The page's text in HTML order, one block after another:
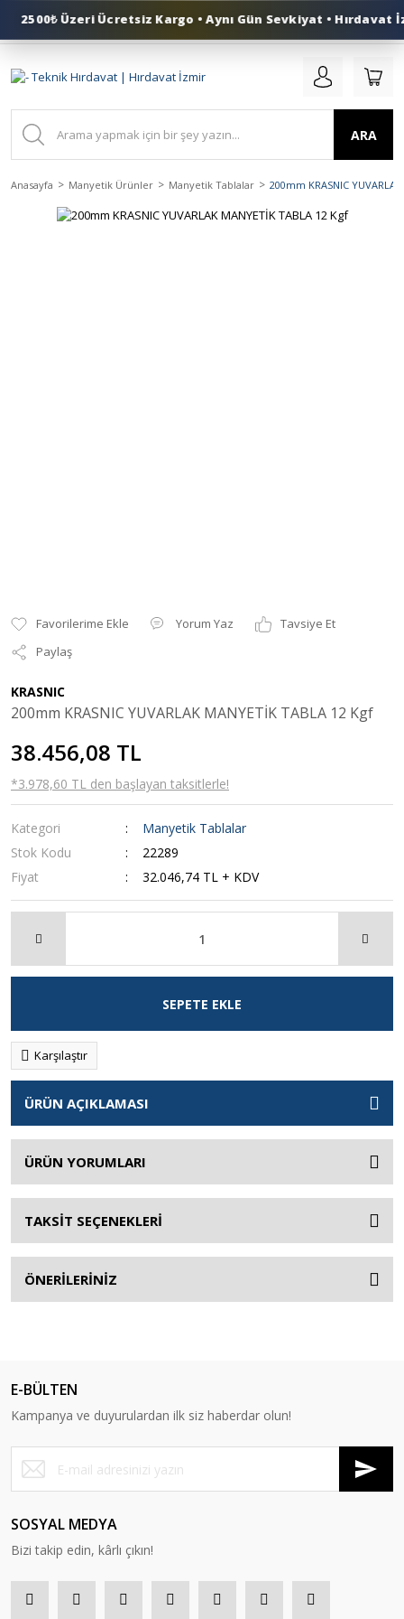
0 (553) 324 41 50
ARA
Anasayfa Manyetik Ürünler Manyetik Tablalar 200mm KRASNIC
Yorum Yaz
Tavsiye Et
Paylaş
KRASNIC
200mm KRASNIC YUVARLAK MANYETİK TABLA 12 Kgf
38.456,08 TL
*3.978,60 TL den başlayan taksitlerle!
Kategori
Manyetik Tablalar
Stok Kodu
22289
Fiyat
32.046,74 TL + KDV
SEPETE EKLE
Karşılaştır
ÜRÜN AÇIKLAMASI
ÜRÜN YORUMLARI
TAKSİT SEÇENEKLERİ
ÖNERİLERİNİZ
E-BÜLTEN
Kampanya ve duyurulardan ilk siz haberdar olun!
SOSYAL MEDYA
Bizi takip edin, kârlı çıkın!
2500₺ Üzeri Ücretsiz Kargo • Aynı Gün Sevkiyat • Hırdavat